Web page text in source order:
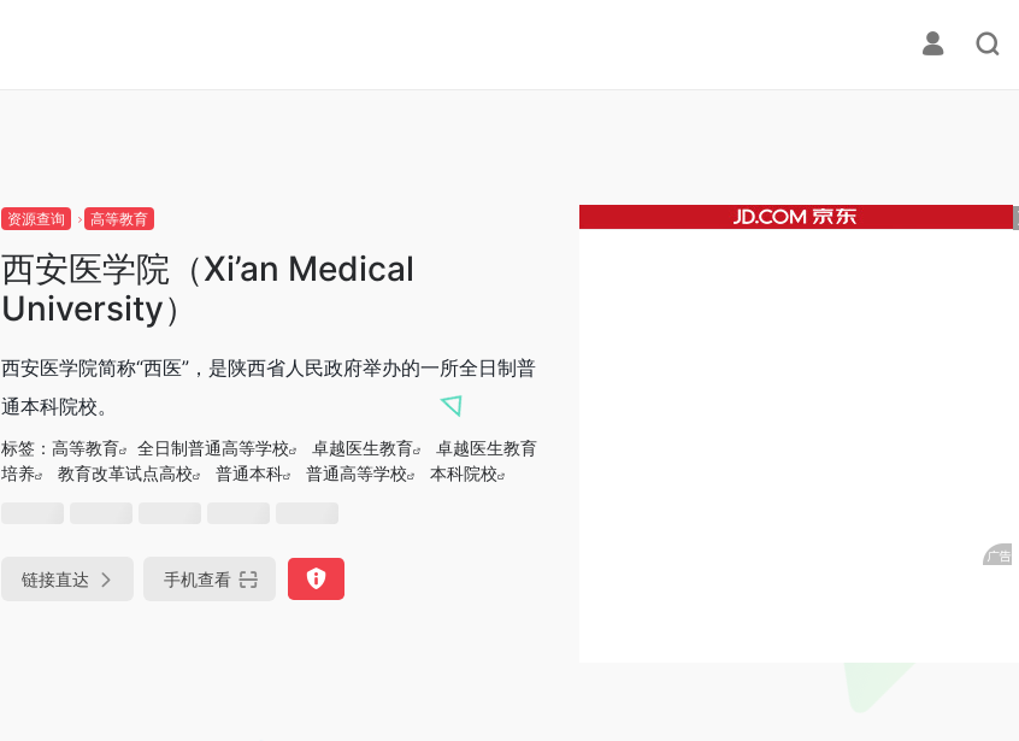
资源查询 高等教育
西安医学院（Xi’an Medical
University）
西安医学院简称“西医”，是陕西省人民政府举办的一所全日制普
通本科院校。
标签： 高等教育 全日制普通高等学校 卓越医生教育
卓越医生教育
培养
教育改革试点高校 普通本科 普通高等学校 本科院校
链接直达 手机查看